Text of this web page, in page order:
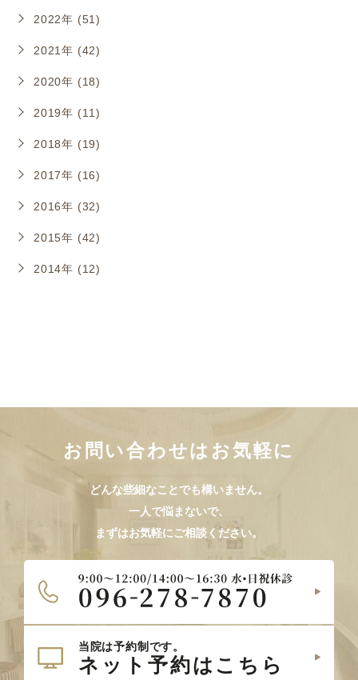
2022年 (51)
2021年 (42)
2020年 (18)
2019年 (11)
2018年 (19)
2017年 (16)
2016年 (32)
2015年 (42)
2014年 (12)
お問い合わせはお気軽に
どんな些細なことでも構いません。
一人で悩まないで、
まずはお気軽にご相談ください。